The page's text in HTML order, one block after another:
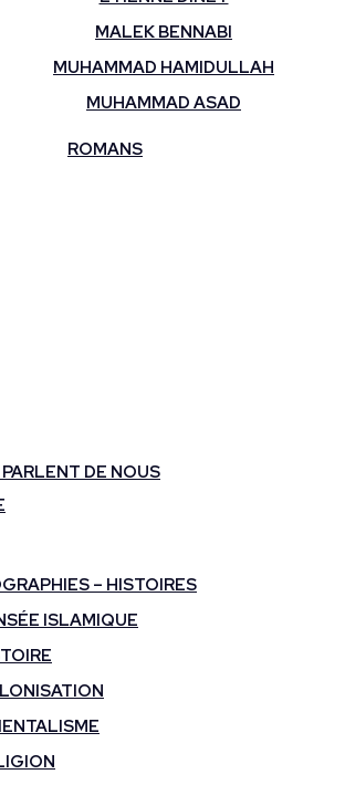
MALEK BENNABI
MUHAMMAD HAMIDULLAH
MUHAMMAD ASAD
ROMANS
DE NOUS
– HISTOIRES
ISLAMIQUE